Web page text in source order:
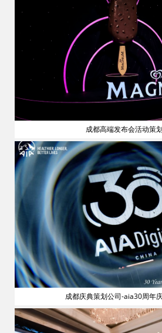
成都高端发布会活动策
成都庆典策划公司-aia30周年